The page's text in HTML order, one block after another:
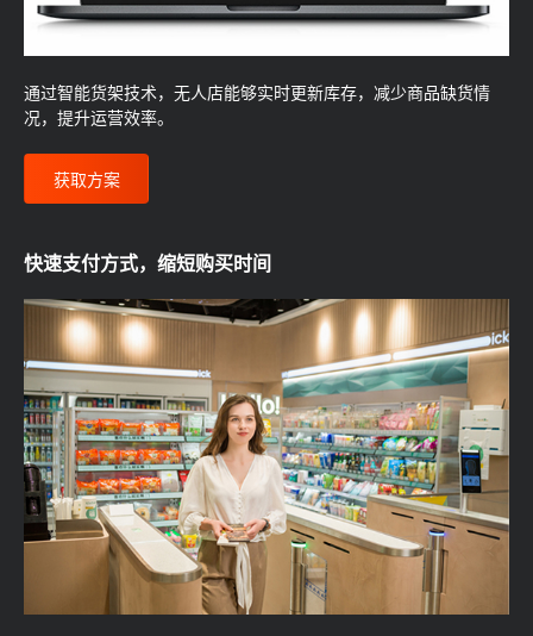
通过智能货架技术，无人店能够实时更新库存，减少商品缺货情
况，提升运营效率。
获取方案
快速支付方式，缩短购买时间